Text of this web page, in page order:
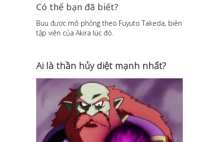
Có thể bạn đã biết?
Buu được mô phỏng theo Fuyuto Takeda, biên
tập viên của Akira lúc đó.
Ai là thần hủy diệt mạnh nhất?